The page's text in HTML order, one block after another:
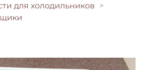
для холодильников